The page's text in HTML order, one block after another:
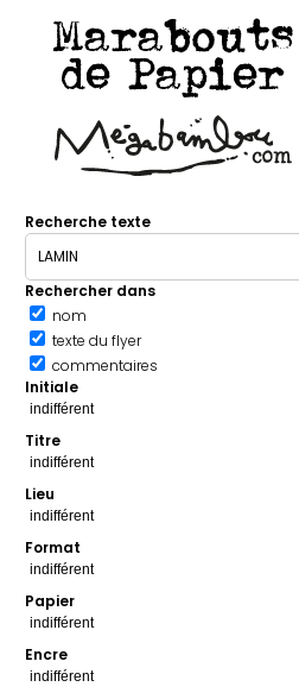
Marabouts
de Papier
Recherche texte
Rechercher dans
nom
texte du flyer
commentaires
Initiale
Titre
Lieu
Format
Papier
Encre